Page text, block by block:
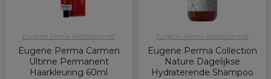
Eugène Perma Professionnel
Eugene Perma Carmen
Ultime Permanent
Haarkleuring 60ml
Eugène Perma Professionnel
Eugene Perma Collection
Nature Dagelijkse
Hydraterende Shampoo